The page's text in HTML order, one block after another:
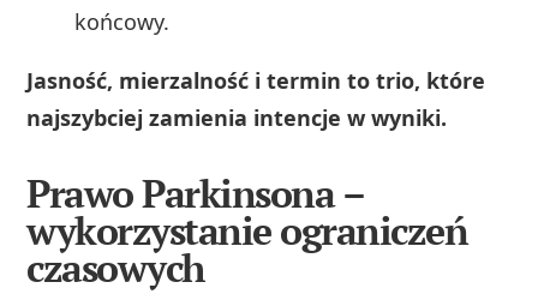
końcowy.
Jasność, mierzalność i termin to trio, które
najszybciej zamienia intencje w wyniki.
Prawo Parkinsona –
wykorzystanie ograniczeń
czasowych